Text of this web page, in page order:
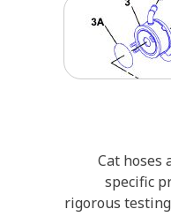
Cat hoses
specific
rigorous